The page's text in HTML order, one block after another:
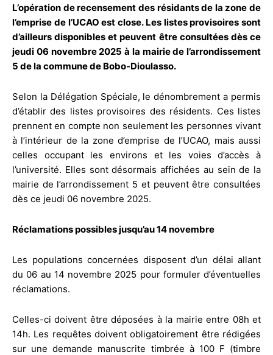
L’opération de recensement des résidants de la zone de
l’emprise de l’UCAO est close. Les listes provisoires sont
d’ailleurs disponibles et peuvent être consultées dès ce
jeudi 06 novembre 2025 à la mairie de l’arrondissement
5 de la commune de Bobo-Dioulasso.
Selon la Délégation Spéciale, le dénombrement a permis
d’établir des listes provisoires des résidents. Ces listes
prennent en compte non seulement les personnes vivant
à l’intérieur de la zone d’emprise de l’UCAO, mais aussi
celles occupant les environs et les voies d’accès à
l’université. Elles sont désormais affichées au sein de la
mairie de l’arrondissement 5 et peuvent être consultées
dès ce jeudi 06 novembre 2025.
Réclamations possibles jusqu’au 14 novembre
Les populations concernées disposent d’un délai allant
du 06 au 14 novembre 2025 pour formuler d’éventuelles
réclamations.
Celles-ci doivent être déposées à la mairie entre 08h et
14h. Les requêtes doivent obligatoirement être rédigées
sur une demande manuscrite timbrée à 100 F (timbre